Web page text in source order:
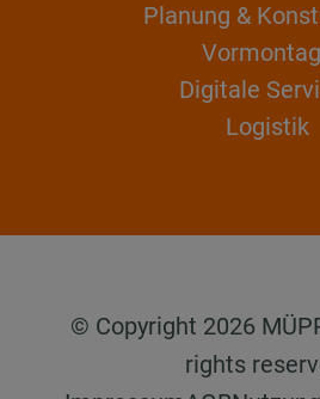
Planung &
Digitale
Logistik
© Copyright 2026
rights